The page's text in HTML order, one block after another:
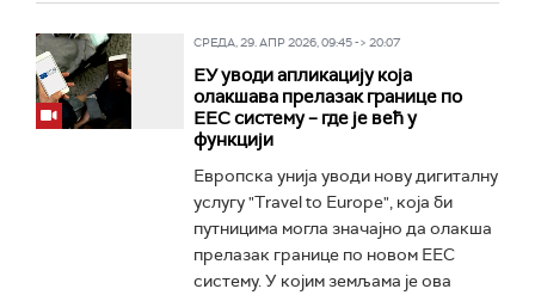
СРЕДА, 29. АПР 2026, 09:45 -> 20:07
ЕУ уводи апликацију која
олакшава прелазак границе по
ЕЕС систему – где је већ у
функцији
Европска унија уводи нову дигиталну
услугу "Travel to Europe", која би
путницима могла значајно да олакша
прелазак границе по новом ЕЕС
систему. У којим земљама је ова